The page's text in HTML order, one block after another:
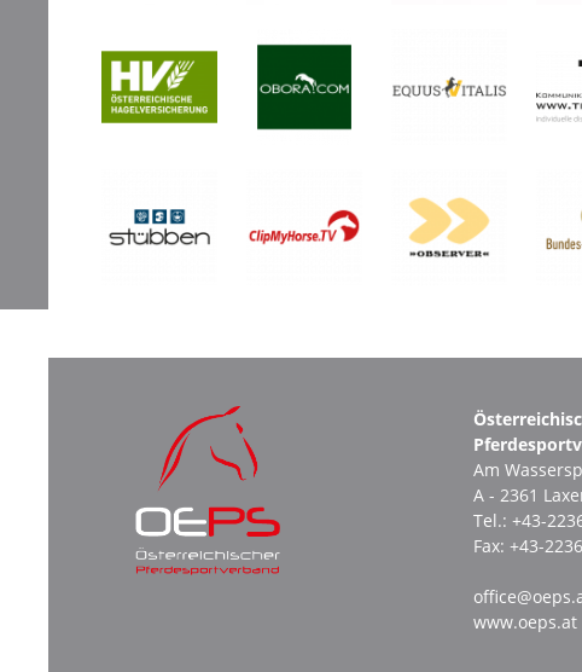
Am
A - 2361
Tel.: +43-
Fax: +43-
www.oeps.at